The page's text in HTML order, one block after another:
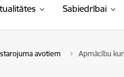
Sabiedrībai
avotiem Apmācību